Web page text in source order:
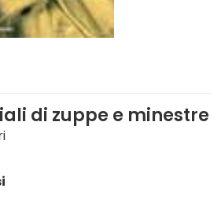
di zuppe e minestre